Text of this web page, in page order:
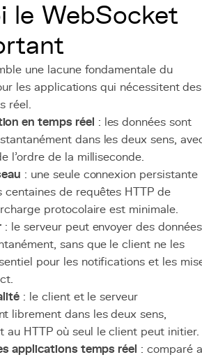
le WebSocket
une lacune fondamentale du
les applications qui nécessitent des
réel.
en temps réel : les données sont
dans les deux sens,
l'ordre de la milliseconde.
: une seule connexion persistante
centaines de requêtes HTTP de
protocolaire est minimale.
: le serveur peut envoyer des données
sans que le client ne les
pour les notifications et les
: le client et le serveur
librement dans les deux sens,
au HTTP où seul le client peut initier.
applications temps réel : comparé